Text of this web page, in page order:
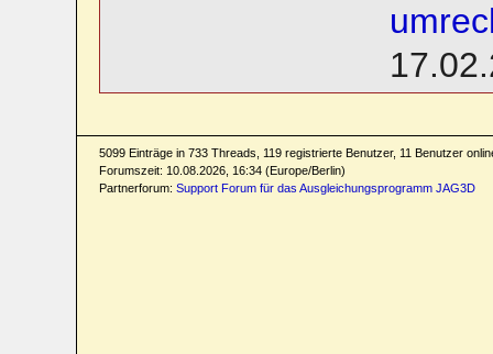
5099 Einträge in 733 Threads, 119 registrierte Benutzer, 11 Benutzer
Forumszeit: 10.08.2026, 16:34 (Europe/Berlin)
Partnerforum: Support Forum für das Ausgleichungsprogramm JAG3D